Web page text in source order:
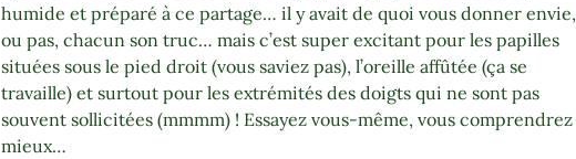
humide et préparé à ce partage… il y avait de quoi vous donner envie,
ou pas, chacun son truc… mais c’est super excitant pour les papilles
situées sous le pied droit (vous saviez pas), l’oreille affûtée (ça se
travaille) et surtout pour les extrémités des doigts qui ne sont pas
souvent sollicitées (mmmm) ! Essayez vous-même, vous comprendrez
mieux…